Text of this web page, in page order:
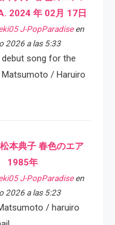
2024 年 02月 17日
J-PopParadiseen
2026 a las 5:33
debut song for the
/ Haruiro
松本典子 春色のエア
1985年
J-PopParadiseen
2026 a las 5:23
/ haruiro